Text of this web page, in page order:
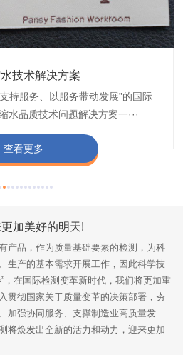
技术解决方案
持服务、以服务带动发展”的国际
水品质技术问题解决方案一···
查看更多
防水技术解决方案
防水技术解决方案30余载,励志于
量超标品质技术问题解决方···
查看更多
不匀技术解决方案
计研发织唛印唛商标、织带服装颜
决方案一站式服务提供商,技···
查看更多
织品阻燃母粒
商标阻燃母粒剂,TF-W760,TF-W760
工定制服务实力提供商,···
查看更多
加美好的明天!
产品，作为质量基础要素的检测，为科
生产的基本需求开展工作，因此科学技
，在国际检测变革新时代，我们将更加重
贯彻国家关于质量变革的决策部署，夯
加强协同服务、支撑制造业高质量发
将焕发出全新的活力和动力，迎来更加